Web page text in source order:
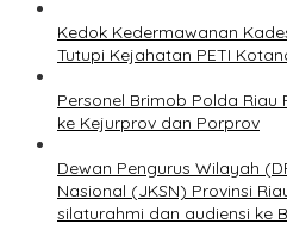
Kedok Kedermawanan
Tutupi Kejahatan PETI
Personel Brimob Polda Riau
ke Kejurprov dan Porprov
Dewan Pengurus Wilayah
Nasional (JKSN) Provinsi
silaturahmi dan audiensi ke